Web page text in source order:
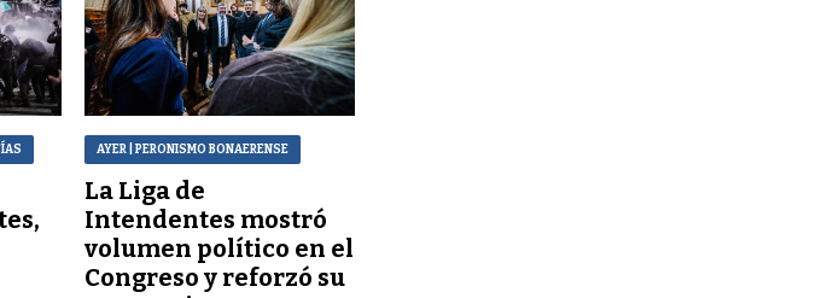
AYER | PERONISMO BONAERENSE
La Liga de
Intendentes mostró
volumen político en el
Congreso y reforzó su